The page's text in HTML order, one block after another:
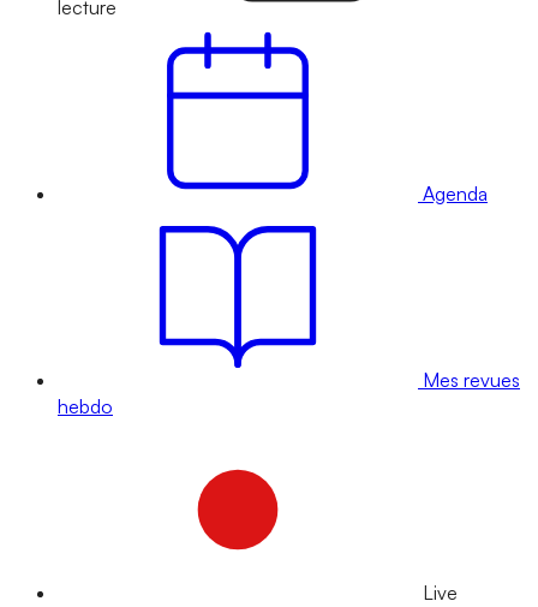
lecture
Agenda
Mes revues
hebdo
Live